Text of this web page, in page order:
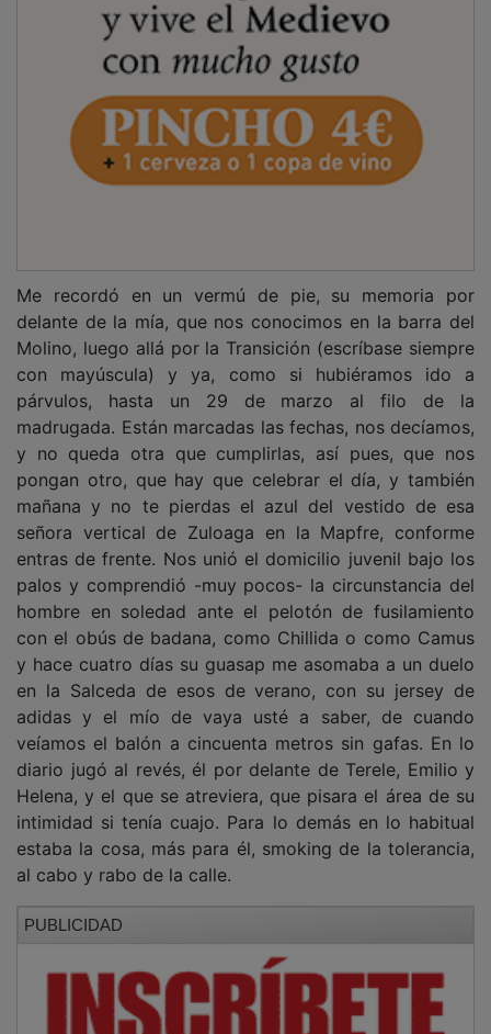
delante de la mía, que nos conocimos en la barra del
Molino, luego allá por la Transición (escríbase siempre
con mayúscula) y ya, como si hubiéramos ido a
párvulos, hasta un 29 de marzo al filo de la
madrugada. Están marcadas las fechas, nos decíamos,
y no queda otra que cumplirlas, así pues, que nos
pongan otro, que hay que celebrar el día, y también
mañana y no te pierdas el azul del vestido de esa
señora vertical de Zuloaga en la Mapfre, conforme
entras de frente. Nos unió el domicilio juvenil bajo los
palos y comprendió -muy pocos- la circunstancia del
hombre en soledad ante el pelotón de fusilamiento
con el obús de badana, como Chillida o como Camus
y hace cuatro días su guasap me asomaba a un duelo
en la Salceda de esos de verano, con su jersey de
adidas y el mío de vaya usté a saber, de cuando
veíamos el balón a cincuenta metros sin gafas. En lo
diario jugó al revés, él por delante de Terele, Emilio y
Helena, y el que se atreviera, que pisara el área de su
intimidad si tenía cuajo. Para lo demás en lo habitual
estaba la cosa, más para él, smoking de la tolerancia,
al cabo y rabo de la calle.